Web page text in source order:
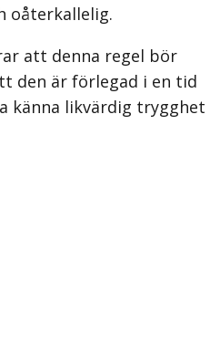
oåterkallelig.
att denna regel bör
den är förlegad i en tid
känna likvärdig trygghet